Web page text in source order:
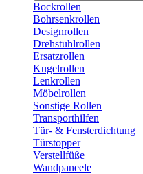
Bockrollen
Bohrsenkrollen
Designrollen
Drehstuhlrollen
Ersatzrollen
Kugelrollen
Lenkrollen
Möbelrollen
Sonstige Rollen
Transporthilfen
Tür- & Fensterdichtung
Türstopper
Verstellfüße
Wandpaneele